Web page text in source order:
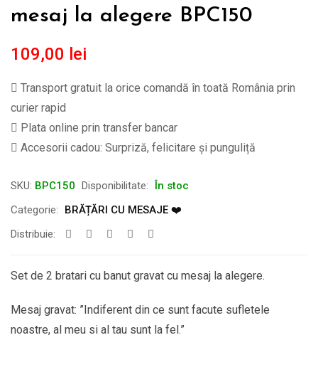
mesaj la alegere BPC150
109,00 lei
Transport gratuit la orice comandă în toată România prin
curier rapid
Plata online prin transfer bancar
Accesorii cadou: Surpriză, felicitare și punguliță
SKU: BPC150 Disponibilitate: În stoc
Categorie:
BRĂȚĂRI CU MESAJE ❤️
Distribuie:
Set de 2 bratari cu banut gravat cu mesaj la alegere.
Mesaj gravat: ”Indiferent din ce sunt facute sufletele
noastre, al meu si al tau sunt la fel.”